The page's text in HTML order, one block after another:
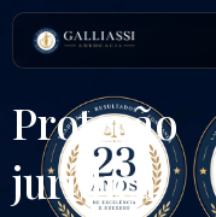
Proteção
jurídica